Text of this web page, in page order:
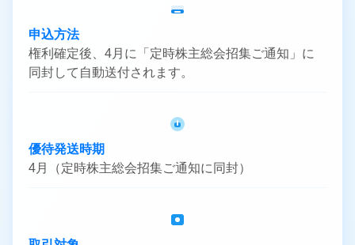
申込方法
権利確定後、4月に「定時株主総会招集ご通知」に
同封して自動送付されます。
優待発送時期
4月（定時株主総会招集ご通知に同封）